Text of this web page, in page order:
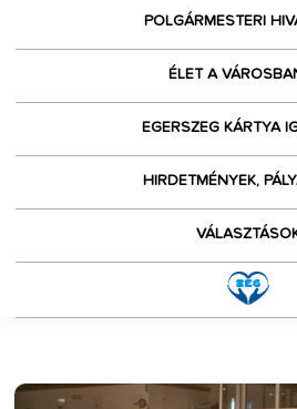
POLGÁRMESTERI
ÉLET A
EGERSZEG KÁRTYA
HIRDETMÉNYEK,